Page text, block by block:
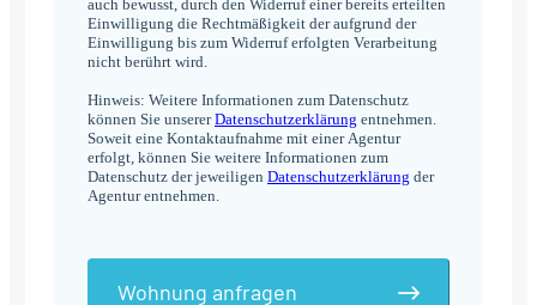
auch bewusst, durch den Widerruf einer bereits erteilten
Einwilligung die Rechtmäßigkeit der aufgrund der
Einwilligung bis zum Widerruf erfolgten Verarbeitung
nicht berührt wird.
Hinweis: Weitere Informationen zum Datenschutz
können Sie unsererDatenschutzerklärung entnehmen.
Soweit eine Kontaktaufnahme mit einer Agentur
erfolgt, können Sie weitere Informationen zum
Datenschutz der jeweiligen Datenschutzerklärung der
Agentur entnehmen.
Wohnung anfragen